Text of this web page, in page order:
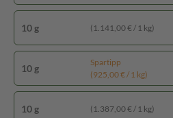
10 g (1.141,00 € / 1 kg)
10 g
Spartipp
(925,00 € / 1 kg)
10 g (1.387,00 € / 1 kg)